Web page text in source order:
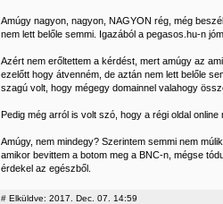
Amúgy nagyon, nagyon, NAGYON rég, még
nem lett belőle semmi. Igazából a pegasos.hu-n
Azért nem erőltettem a kérdést, mert amúgy az
ezelőtt hogy átvenném, de aztán nem lett belőle
szagú volt, hogy mégegy domainnel valahogy
Pedig még arról is volt szó, hogy a régi oldal
Amúgy, nem mindegy? Szerintem semmi nem
amikor bevittem a botom meg a BNC-n, mégse
érdekel az egészből.
# Elküldve: 2017. Dec. 07. 14:59